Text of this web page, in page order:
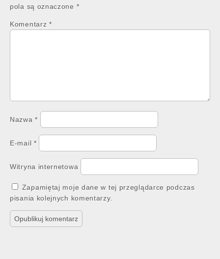
pola są oznaczone *
Komentarz *
Nazwa*
E-mail *
Witryna internetowa
Zapamiętaj moje dane w tej przeglądarce podczas
pisania kolejnych komentarzy.